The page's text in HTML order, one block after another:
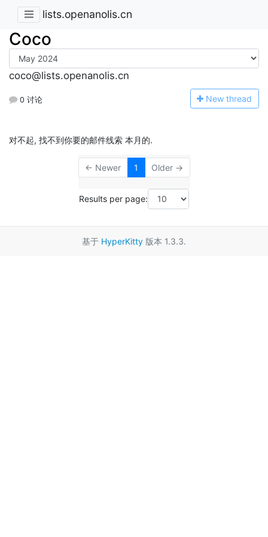
lists.openanolis.cn
Coco
coco@lists.openanolis.cn
0 讨论 New thread
对不起, 找不到你要的邮件线索 本月的.
← Newer 1 Older →
Results per page:
基于 HyperKitty 版本 1.3.3.